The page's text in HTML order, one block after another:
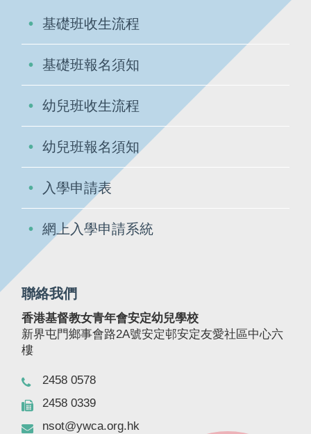
基礎班收生流程
基礎班報名須知
幼兒班收生流程
幼兒班報名須知
入學申請表
網上入學申請系統
聯絡我們
香港基督教女青年會安定幼兒學校
新界屯門鄉事會路2A號安定邨安定友愛社區中心六
樓
2458 0578
2458 0339
nsot@ywca.org.hk